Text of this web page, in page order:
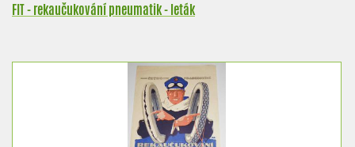
FIT - rekaučukování pneumatik - leták